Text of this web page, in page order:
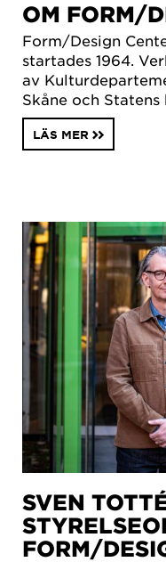
OM FORM/
Form/Design
startades 1964.
av
Skåne och
LÄS MER
SVEN
FORM/